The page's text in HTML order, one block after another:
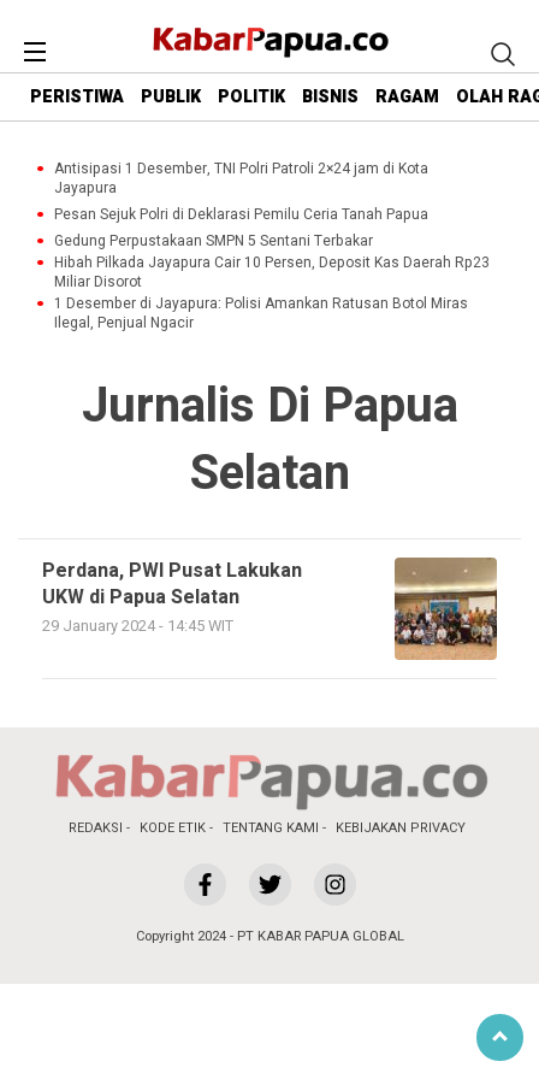
PERISTIWA PUBLIK POLITIK BISNIS RAGAM OLAH
Antisipasi 1 Desember, TNI Polri Patroli 2×24 jam di Kota
Jayapura
Pesan Sejuk Polri di Deklarasi Pemilu Ceria Tanah Papua
Gedung Perpustakaan SMPN 5 Sentani Terbakar
Hibah Pilkada Jayapura Cair 10 Persen, Deposit Kas Daerah Rp23
Miliar Disorot
1 Desember di Jayapura: Polisi Amankan Ratusan Botol Miras
Ilegal, Penjual Ngacir
Jurnalis Di Papua
Selatan
Perdana, PWI Pusat Lakukan
UKW di Papua Selatan
29 January 2024 - 14:45 WIT
REDAKSI KODE ETIK TENTANG KAMI KEBIJAKAN PRIVACY
Copyright 2024 - PT KABAR PAPUA GLOBAL